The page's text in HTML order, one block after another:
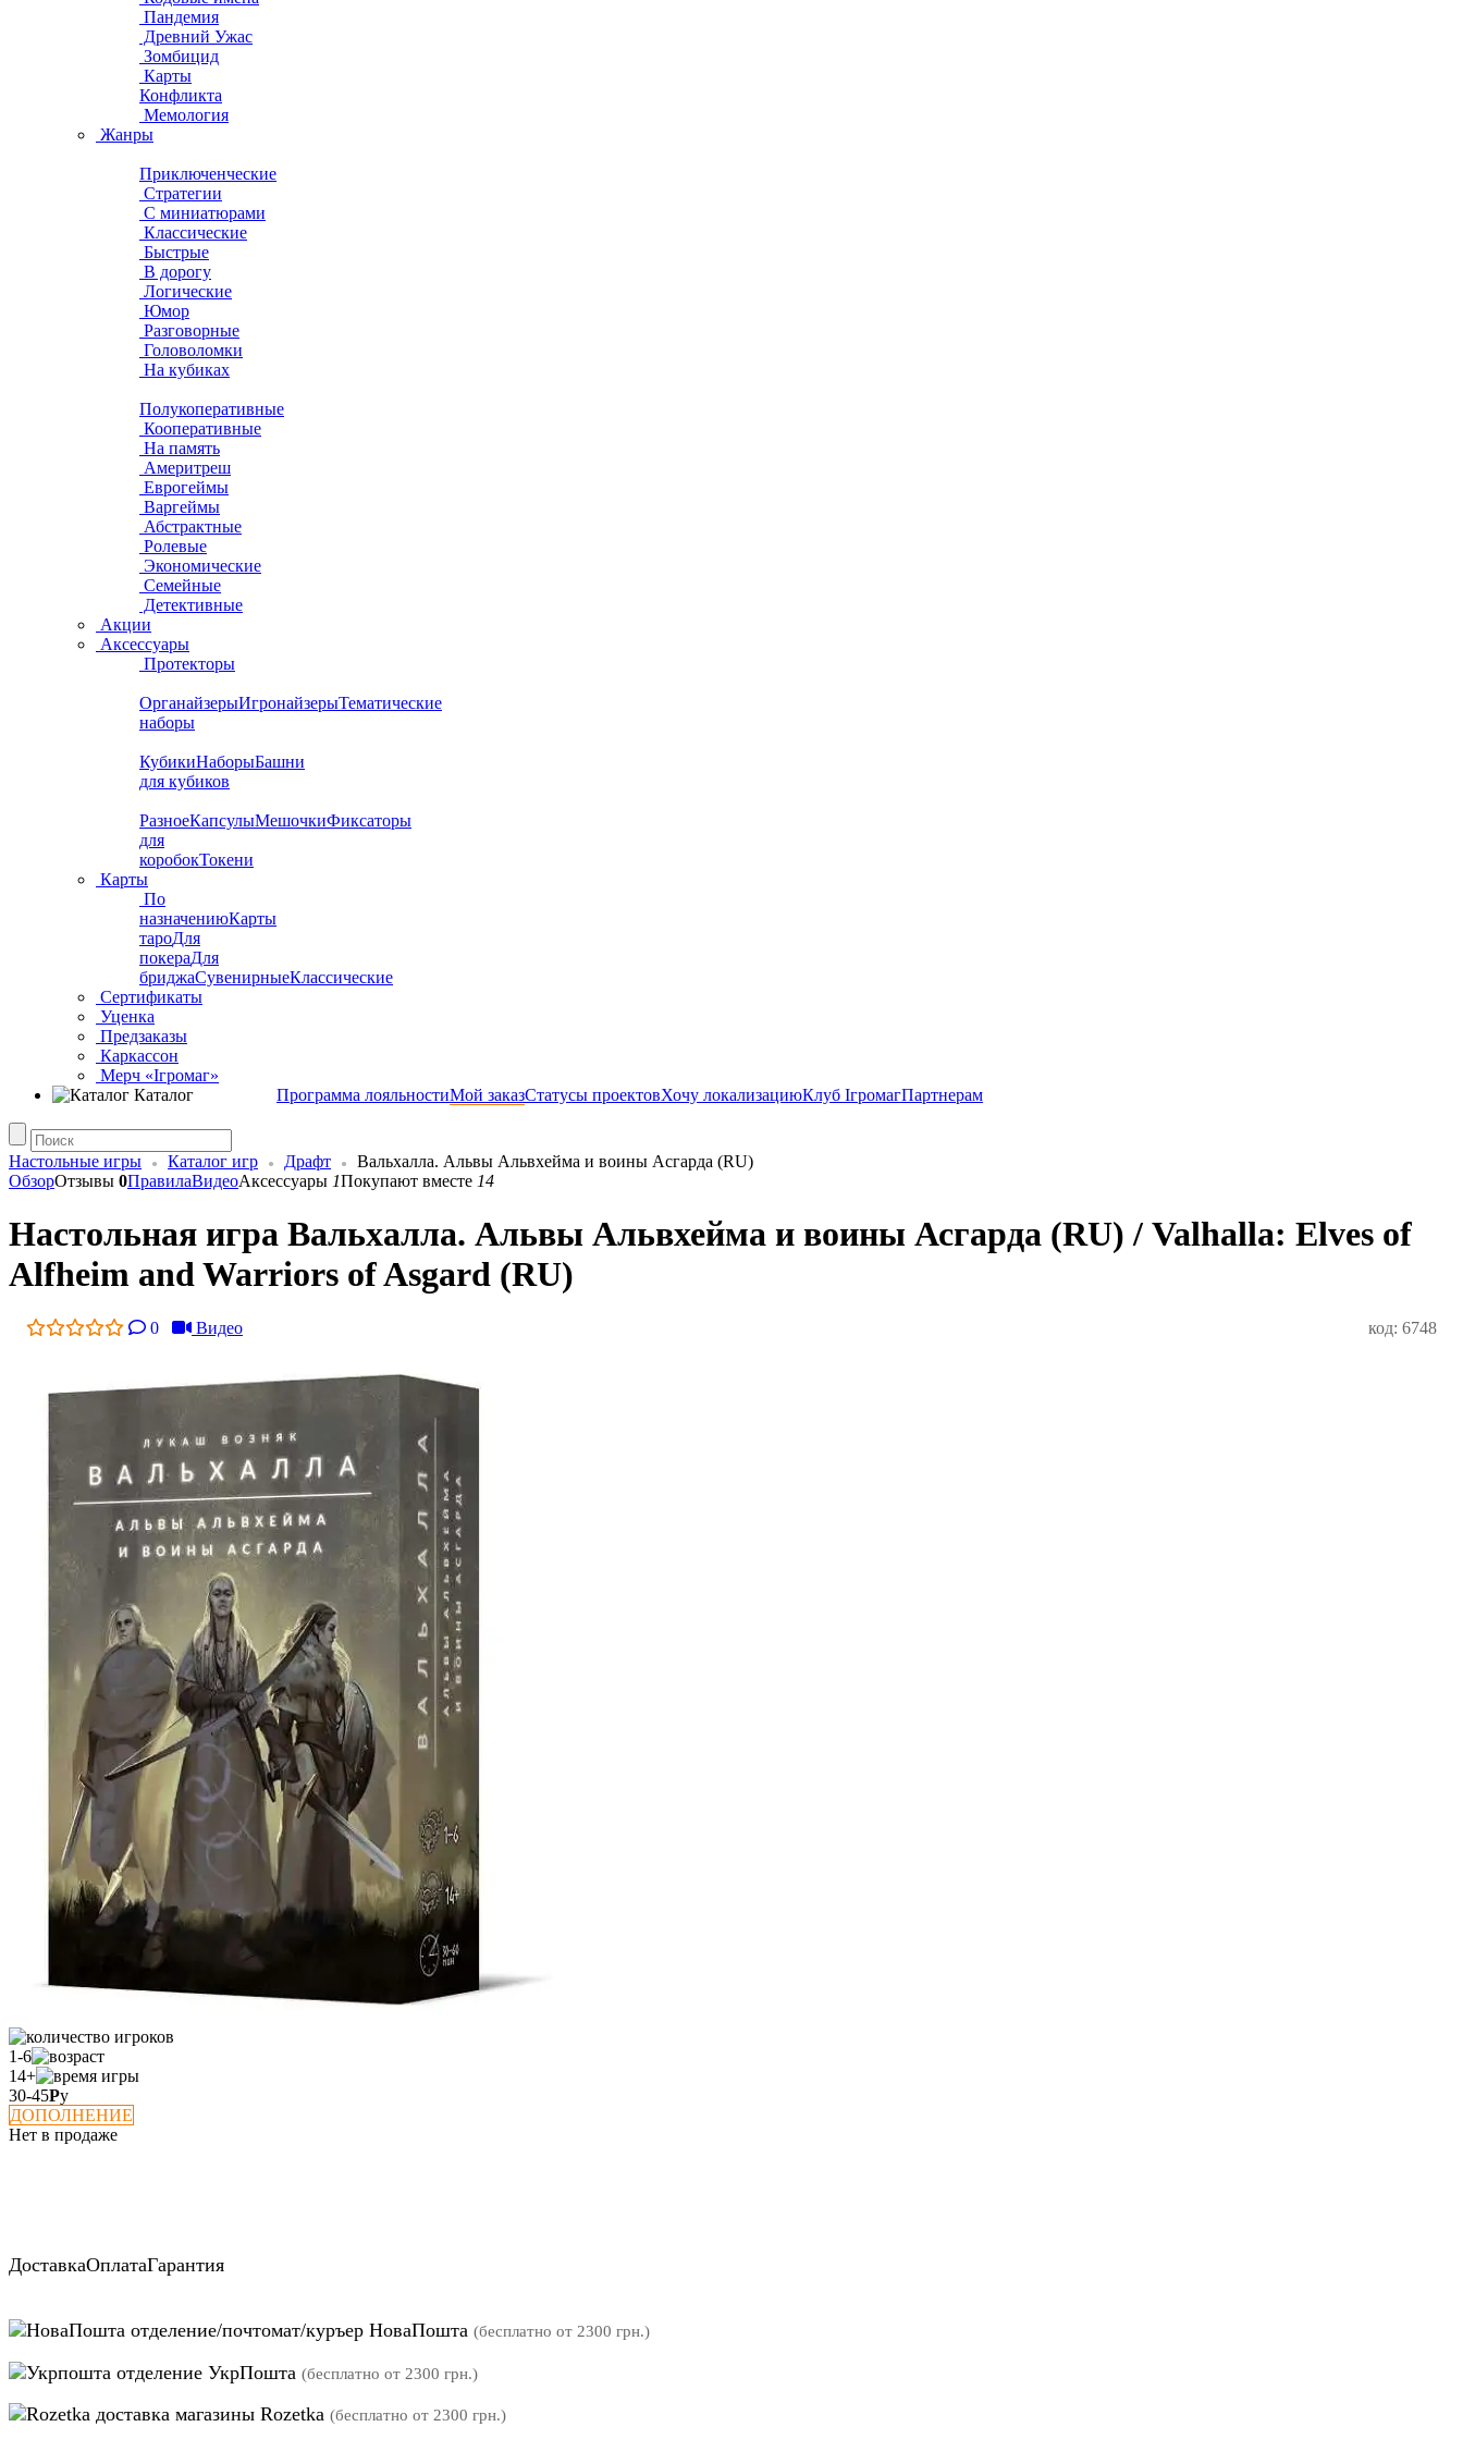
Пандемия
Древний Ужас
Зомбицид
Карты
Конфликта
Мемология
Жанры
Приключенческие
Стратегии
С миниатюрами
Классические
Быстрые
В дорогу
Логические
Юмор
Разговорные
Головоломки
На кубиках
Полукоперативные
Кооперативные
На память
Америтреш
Еврогеймы
Варгеймы
Абстрактные
Ролевые
Экономические
Семейные
Детективные
Акции
Аксессуары
Протекторы
ОрганайзерыИгронайзерыТематические
наборы
КубикиНаборыБашни
для кубиков
РазноеКапсулыМешочкиФиксаторы
для
коробокТокени
Карты
По
назначениюКарты
тароДля
покераДля
бриджаСувенирныеКлассические
Сертификаты
Уценка
Предзаказы
Каркассон
Мерч «Ігромаг»
Каталог
Программа лояльностиМой заказСтатусы проектовХочу локализациюКлуб ІгромагПартнерам
Настольные игры Каталог игр Драфт
Вальхалла. Альвы Альвхейма и воины Асгарда (RU)
ОбзорОтзывы 0ПравилаВидеоАксессуары 1Покупают вместе 14
Настольная игра Вальхалла. Альвы Альвхейма и воины Асгарда (RU) / Valhalla: Elves of
Alfheim and Warriors of Asgard (RU)
0 Видео код: 6748
1-6
14+
30-45Ру
ДОПОЛНЕНИЕ
Нет в продаже
ДоставкаОплатаГарантия
отделение/почтомат/куръер НоваПошта (бесплатно от 2300 грн.)
отделение УкрПошта (бесплатно от 2300 грн.)
магазины Rozetka (бесплатно от 2300 грн.)